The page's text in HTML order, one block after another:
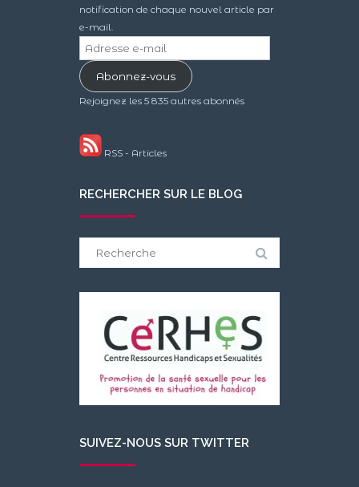
notification de chaque nouvel article par
e-mail.
Adresse
e-
mailAbonnez-vous
Rejoignez les 5 835 autres abonnés
RSS - Articles
RECHERCHER SUR LE BLOG
SUIVEZ-NOUS SUR TWITTER